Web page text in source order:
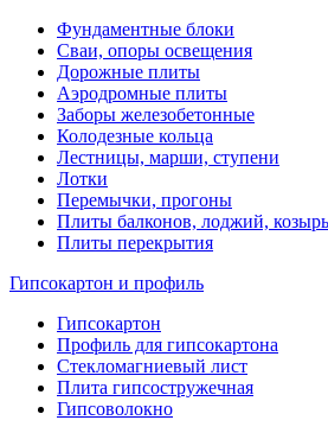
Фундаментные блоки
Сваи, опоры освещения
Дорожные плиты
Аэродромные плиты
Заборы железобетонные
Колодезные кольца
Лестницы, марши, ступени
Лотки
Перемычки, прогоны
Плиты балконов, лоджий,
Плиты перекрытия
Гипсокартон и профиль
Гипсокартон
Профиль для гипсокартона
Стекломагниевый лист
Плита гипсостружечная
Гипсоволокно